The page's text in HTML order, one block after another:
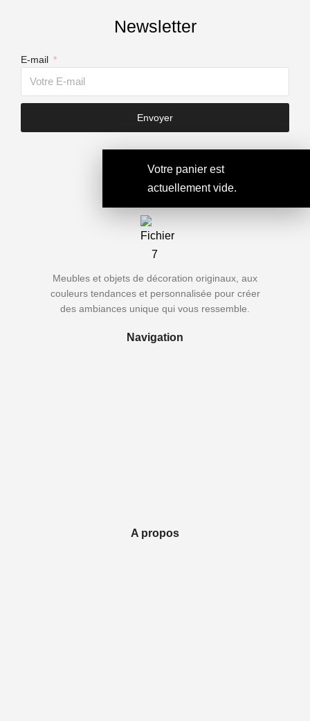
Votre panier est
actuellement vide.
Newsletter
E-mail
Envoyer
Meubles et objets de décoration originaux, aux
couleurs tendances et personnalisée pour créer
des ambiances unique qui vous ressemble.
Navigation
A propos